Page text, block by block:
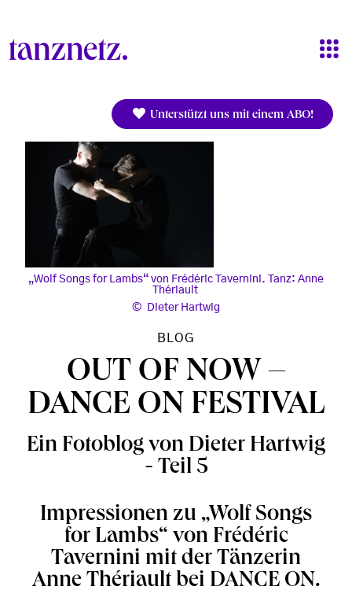
Unterstützt uns mit einem ABO!
„Wolf Songs for Lambs“ von Frédéric Tavernini. Tanz: Anne
Thériault
Dieter Hartwig
BLOG
OUT OF NOW –
DANCE ON FESTIVAL
Ein Fotoblog von Dieter Hartwig
- Teil 5
Impressionen zu „Wolf Songs
for Lambs“ von Frédéric
Tavernini mit der Tänzerin
Anne Thériault bei DANCE ON.